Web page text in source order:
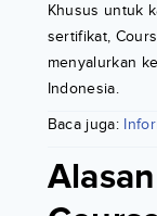
Khusus untuk
sertifikat,
menyalurkan
Indonesia.
Baca juga: